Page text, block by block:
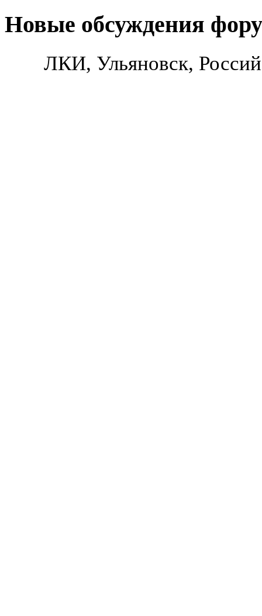
Новые обсуждения
ЛКИ, Ульяновск,